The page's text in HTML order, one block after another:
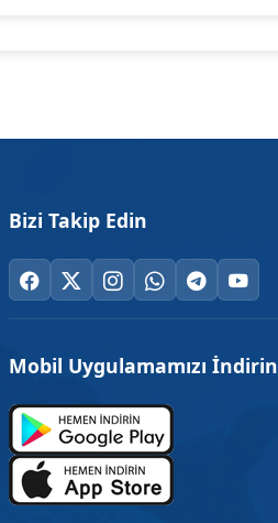
Bizi Takip Edin
Mobil Uygulamamızı İndirin